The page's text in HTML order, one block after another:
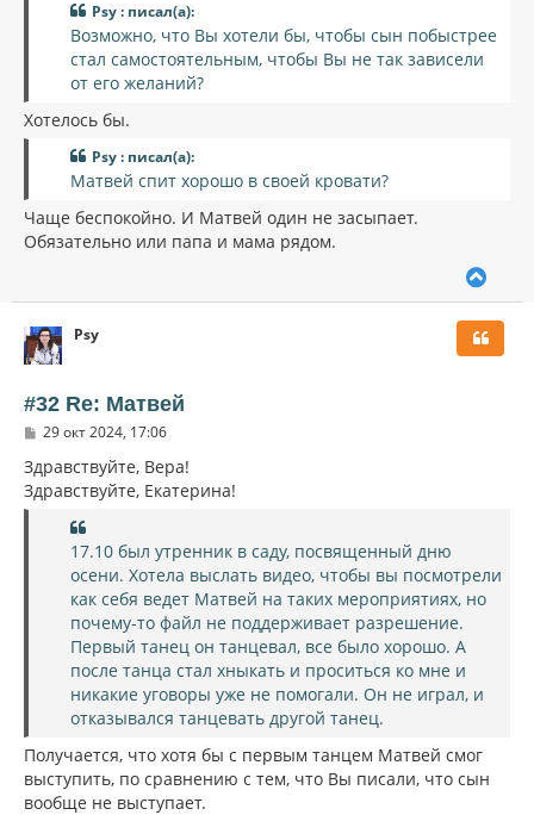
Psy : писал(а):
Возможно, что Вы хотели бы, чтобы сын побыстрее
стал самостоятельным, чтобы Вы не так зависели
от его желаний?
Хотелось бы.
Psy : писал(а):
Матвей спит хорошо в своей кровати?
Чаще беспокойно. И Матвей один не засыпает.
Обязательно или папа и мама рядом.
у
у
Psy
#32 Re: Матвей
С
о
б
щ
29 окт 2024, 17:06
Здравствуйте, Вера!
Здравствуйте, Екатерина!
17.10 был утренник в саду, посвященный дню
осени. Хотела выслать видео, чтобы вы посмотрели
как себя ведет Матвей на таких мероприятиях, но
почему-то файл не поддерживает разрешение.
Первый танец он танцевал, все было хорошо. А
после танца стал хныкать и проситься ко мне и
никакие уговоры уже не помогали. Он не играл, и
отказывался танцевать другой танец.
Получается, что хотя бы с первым танцем Матвей смог
выступить, по сравнению с тем, что Вы писали, что сын
вообще не выступает.